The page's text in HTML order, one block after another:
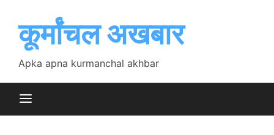
contentकूर्मांचल अखबार
Apka apna kurmanchal akhbar